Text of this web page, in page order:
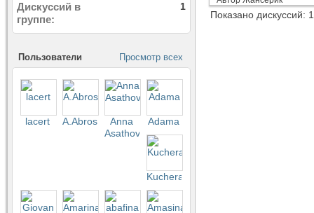
Показано дискуссий:
Дискуссий в
группе
1
Просмотр всех
Пользователи
lacert A.AbrosimovAnna
Asathova
Аdama
Kuchera